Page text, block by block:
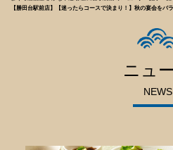
【勝田台駅前店】【迷ったらコースで決まり！】秋の宴会をバ
ニュ
NEWS